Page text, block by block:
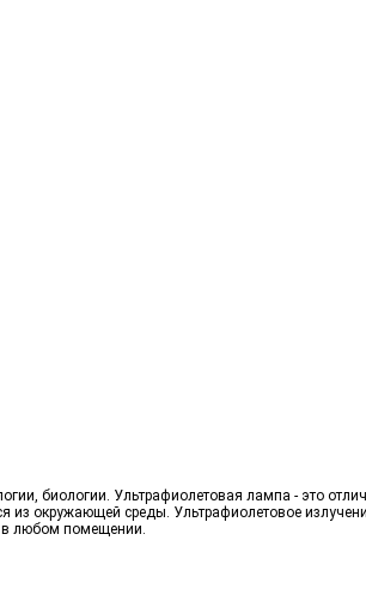
биологии. Ультрафиолетовая лампа - это
из окружающей среды. Ультрафиолетовое
в любом помещении.